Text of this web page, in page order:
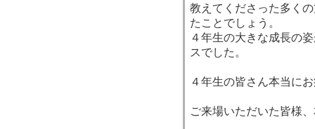
教えてくださった多く
たことでしょう。
４年生の大きな成長の
スでした。
４年生の皆さん本当に
ご来場いただいた皆様